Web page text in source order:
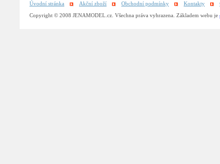
Úvodní stránka Akční zboží Obchodní podmínky Kontakty
Copyright © 2008 JENAMODEL.cz. Všechna práva vyhrazena. Základem webu je